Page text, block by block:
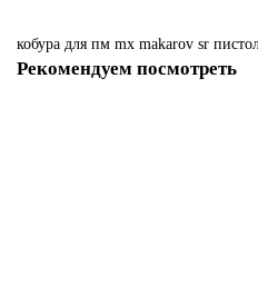
кобура для пм mx makarov sr
Рекомендуем посмотреть